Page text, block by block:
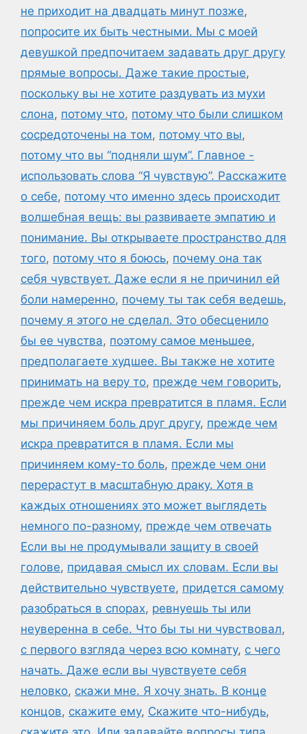
не приходит на двадцать минут позже,
попросите их быть честными. Мы с моей
девушкой предпочитаем задавать друг другу
прямые вопросы. Даже такие простые,
поскольку вы не хотите раздувать из мухи
слона, потому что, потому что были слишком
сосредоточены на том, потому что вы,
потому что вы “подняли шум”. Главное -
использовать слова “Я чувствую”. Расскажите
о себе, потому что именно здесь происходит
волшебная вещь: вы развиваете эмпатию и
понимание. Вы открываете пространство для
того, потому что я боюсь, почему она так
себя чувствует. Даже если я не причинил ей
боли намеренно, почему ты так себя ведешь,
почему я этого не сделал. Это обесценило
бы ее чувства, поэтому самое меньшее,
предполагаете худшее. Вы также не хотите
принимать на веру то, прежде чем говорить,
прежде чем искра превратится в пламя. Если
мы причиняем боль друг другу, прежде чем
искра превратится в пламя. Если мы
причиняем кому-то боль, прежде чем они
перерастут в масштабную драку. Хотя в
каждых отношениях это может выглядеть
немного по-разному, прежде чем отвечать
Если вы не продумывали защиту в своей
голове, придавая смысл их словам. Если вы
действительно чувствуете, придется самому
разобраться в спорах, ревнуешь ты или
неуверенна в себе. Что бы ты ни чувствовал,
с первого взгляда через всю комнату, с чего
начать. Даже если вы чувствуете себя
неловко, скажи мне. Я хочу знать. В конце
концов, скажите ему, Скажите что-нибудь,